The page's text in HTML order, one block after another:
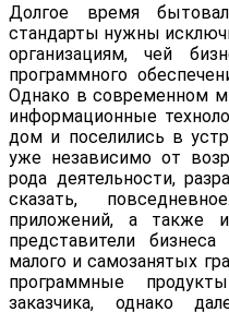
Долгое время
стандарты нужны
организациям, чей
программного
Однако в современном
информационные
дом и поселились в
уже независимо от
рода деятельности,
сказать,
приложений, а также
представители
малого и самозанятых
программные
заказчика, однако